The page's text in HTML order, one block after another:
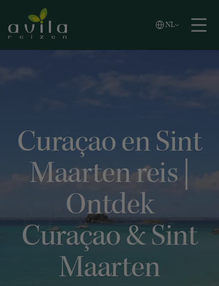
Zoeken
NL
Vlaams
English
Curaçao en Sint
Maarten reis |
Ontdek
Curaçao & Sint
Maarten